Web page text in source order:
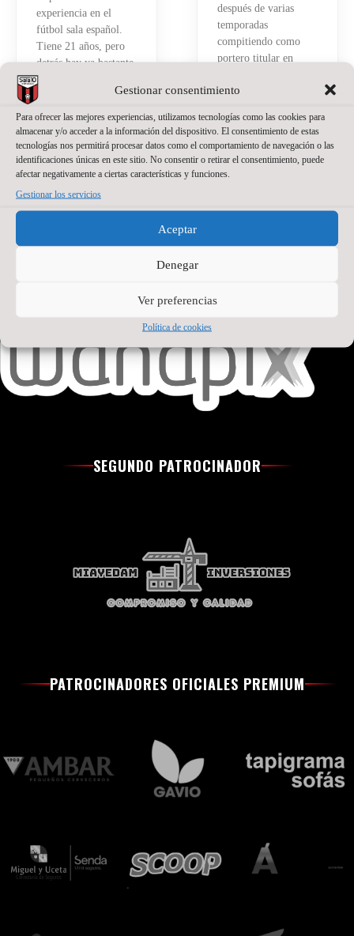
Gestionar consentimiento
Para ofrecer las mejores experiencias, utilizamos tecnologías como las cookies para
almacenar y/o acceder a la información del dispositivo. El consentimiento de estas
tecnologías nos permitirá procesar datos como el comportamiento de navegación o las
identificaciones únicas en este sitio. No consentir o retirar el consentimiento, puede
afectar negativamente a ciertas características y funciones.
Gestionar los servicios
Aceptar
Denegar
Ver preferencias
Política de cookies
experiencia en el
fútbol sala español.
Tiene 21 años, pero
detrás hay ya bastante
recorrido.
después de varias
temporadas
compitiendo como
portero titular en
PATROCINADOR PRINCIPAL
SEGUNDO PATROCINADOR
PATROCINADORES OFICIALES PREMIUM